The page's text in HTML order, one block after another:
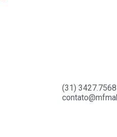
(31) 3427.7568